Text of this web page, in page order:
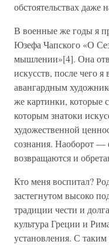
обстоятельствах даже
В военные же годы я
Юзефа Чапского «О
мышлении»[4]. Она
искусств, после чего
авангардным
же картинки, которые
которым знатоки
художественной
сознания. Наоборот —
возвращаются и
Кто меня воспитал?
застегнутом высоко
традиции чести и
культура Греции и
установления. С